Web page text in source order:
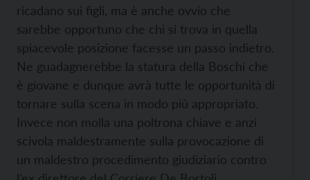
ricadano sui figli, ma è anche ovvio che
sarebbe opportuno che chi si trova in quella
spiacevole posizione facesse un passo indietro.
Ne guadagnerebbe la statura della Boschi che
è giovane e dunque avrà tutte le opportunità di
tornare sulla scena in modo più appropriato.
Invece non molla una poltrona chiave e anzi
scivola maldestramente sulla provocazione di
un maldestro procedimento giudiziario contro